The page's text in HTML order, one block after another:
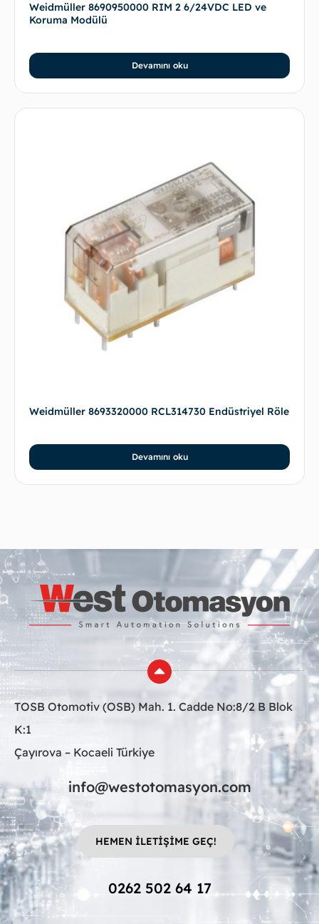
Weidmüller 8690950000 RIM 2 6/24VDC LED ve
Koruma Modülü
Devamını oku
Weidmüller 8693320000 RCL314730 Endüstriyel Röle
Devamını oku
TOSB Otomotiv (OSB) Mah. 1. Cadde No:8/2 B Blok
K:1
Çayırova – Kocaeli Türkiye
info@westotomasyon.com
HEMEN İLETİŞİME GEÇ!
0262 502 64 17